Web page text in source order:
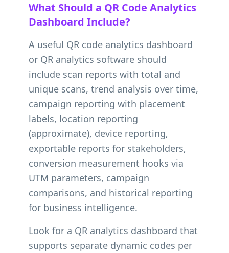
What Should a QR Code Analytics
Dashboard Include?
A useful QR code analytics dashboard
or QR analytics software should
include scan reports with total and
unique scans, trend analysis over time,
campaign reporting with placement
labels, location reporting
(approximate), device reporting,
exportable reports for stakeholders,
conversion measurement hooks via
UTM parameters, campaign
comparisons, and historical reporting
for business intelligence.
Look for a QR analytics dashboard that
supports separate dynamic codes per